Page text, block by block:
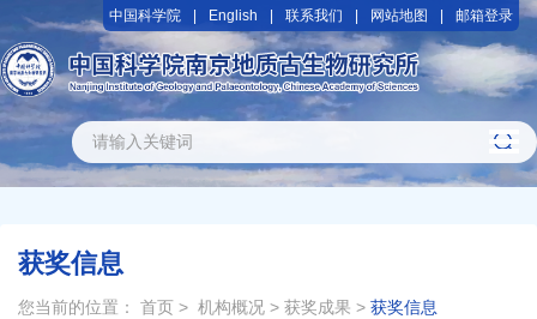
中国科学院 English 联系我们 网站地图 邮箱登录
获奖信息
您当前的位置： 首页 > 机构概况 > 获奖成果 > 获奖信息